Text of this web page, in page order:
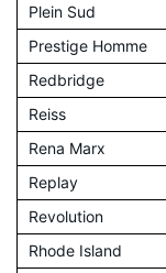
Plein Sud
Prestige Homme
Redbridge
Reiss
Rena Marx
Replay
Revolution
Rhode Island